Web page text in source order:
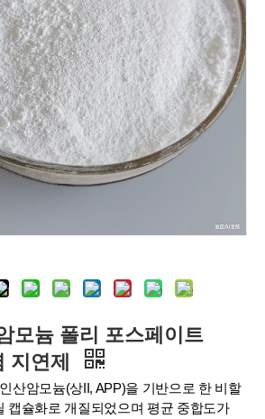
모늄 폴리 포스페이트
지연제
산암모늄(상II, APP)을 기반으로 한 비할
캡슐화로 개질되었으며 평균 중합도가